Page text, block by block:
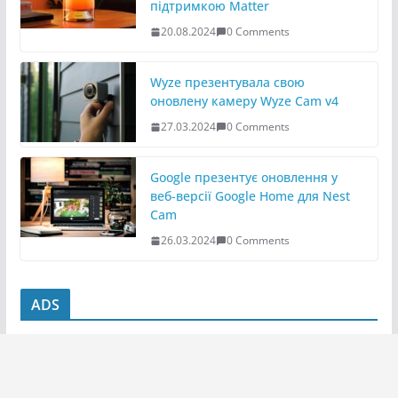
підтримкою Matter
20.08.2024 0 Comments
Wyze презентувала свою
оновлену камеру Wyze Cam v4
27.03.2024 0 Comments
Google презентує оновлення у
веб-версії Google Home для Nest
Cam
26.03.2024 0 Comments
ADS